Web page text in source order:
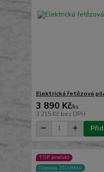
Elektrická řetězová
3 890 Kč/ks
3 215 Kč bez DPH
TOP produkt
Doprava ZDARMA